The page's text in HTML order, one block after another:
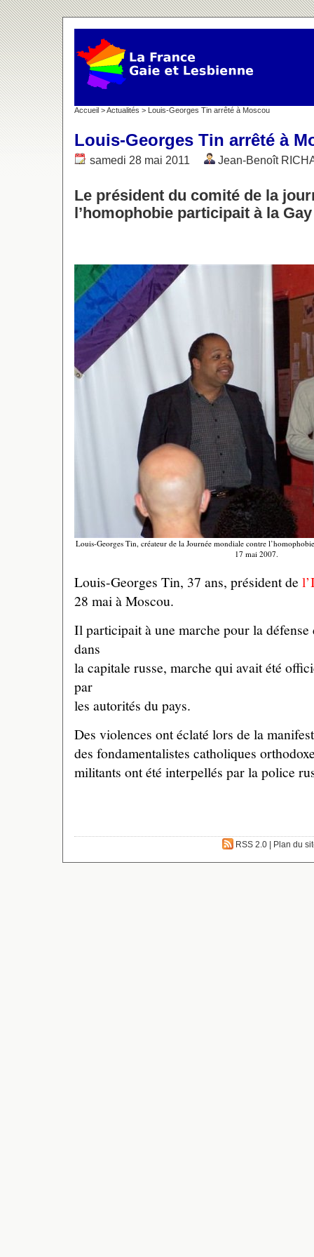
Accueil >Actualités > Louis-Georges Tin arrêté à Moscou
Louis-Georges Tin arrêté à
samedi 28 mai 2011 Jean-Benoît
Le président du comité de la
l’homophobie participait à la
Louis-Georges Tin, créateur de la Journée mondiale contre
17 mai 2007.
Louis-Georges Tin, 37 ans, président de
28 mai à Moscou.
Il participait à une marche pour la
dans
la capitale russe, marche qui avait été
par
les autorités du pays.
Des violences ont éclaté lors de la
des fondamentalistes catholiques
militants ont été interpellés par la police
RSS 2.0 Plan du